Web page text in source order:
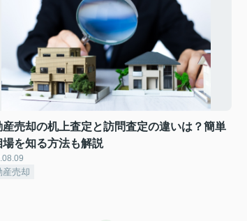
産売却の机上査定と訪問査定の違いは？簡単
場を知る方法も解説
産売却